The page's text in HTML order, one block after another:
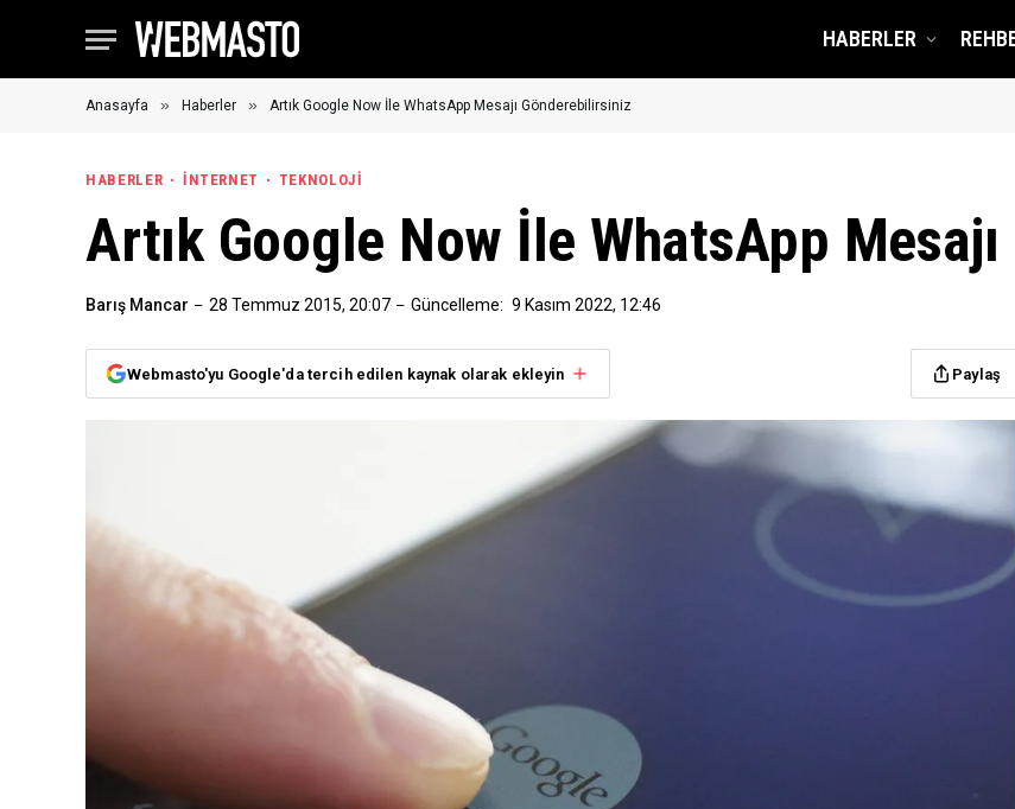
HABERLER
Anasayfa » Haberler » Artık Google Now İle WhatsApp Mesajı Gönderebilirsiniz
HABERLER İNTERNET TEKNOLOJI
Artık Google Now İle WhatsApp
Barış Mancar 28 Temmuz 2015, 20:07 Güncelleme: 9 Kasım 2022, 12:46
Webmasto'yu Google'da tercih edilen kaynak olarak ekleyin Paylaş